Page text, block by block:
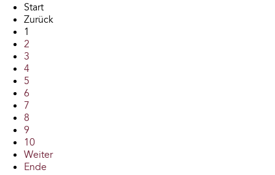
Start
Zurück
1
2
3
4
5
6
7
8
9
10
Weiter
Ende